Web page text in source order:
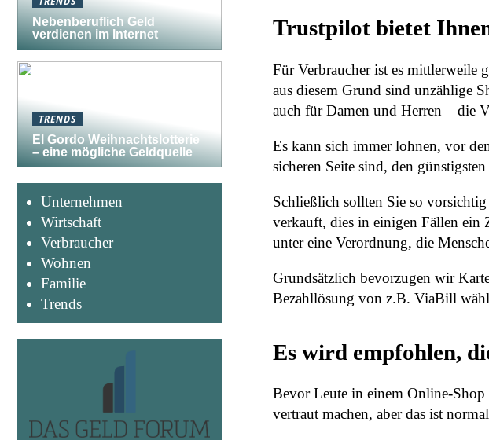
Trustpilot bietet
Für Verbraucher ist es mittlerweile
aus diesem Grund sind unzählige
auch für Damen und Herren – die
Es kann sich immer lohnen, vor
sicheren Seite sind, den
Schließlich sollten Sie so
verkauft, dies in einigen Fällen ein
unter eine Verordnung, die
Grundsätzlich bevorzugen wir
Bezahllösung von z.B. ViaBill
Es wird empfohlen,
Bevor Leute in einem Online-Shop
vertraut machen, aber das ist
Nebenberuflich Geld
verdienen im Internet
TRENDS
El Gordo Weihnachtslotterie
– eine mögliche Geldquelle
Unternehmen
Wirtschaft
Verbraucher
Wohnen
Familie
Trends